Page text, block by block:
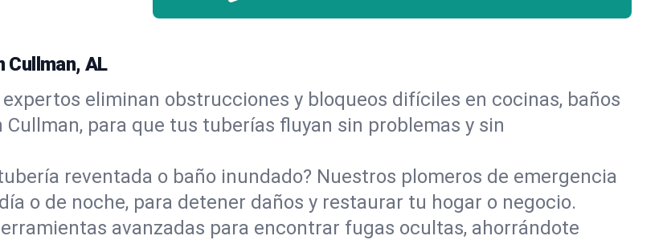
AL
eliminan obstrucciones y bloqueos difíciles en cocinas, baños
para que tus tuberías fluyan sin problemas y sin
reventada o baño inundado? Nuestros plomeros de emergencia
o de noche, para detener daños y restaurar tu hogar o negocio.
avanzadas para encontrar fugas ocultas, ahorrándote